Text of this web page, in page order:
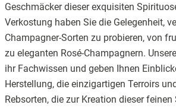
Geschmäcker dieser exquisiten
Verkostung haben Sie die Gelegenheit,
Champagner-Sorten zu probieren, von
zu eleganten Rosé-Champagnern.
ihr Fachwissen und geben Ihnen
Herstellung, die einzigartigen Terroirs
Rebsorten, die zur Kreation dieser